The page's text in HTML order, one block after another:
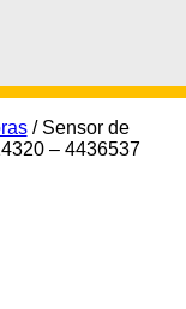
/ Sensor de
– 4436537